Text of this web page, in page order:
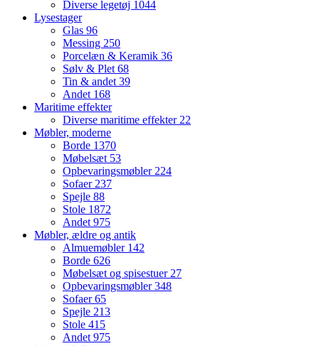
Diverse legetøj 1044
Lysestager
Glas 96
Messing 250
Porcelæn & Keramik 36
Sølv & Plet 68
Tin & andet 39
Andet 168
Maritime effekter
Diverse maritime effekter 22
Møbler, moderne
Borde 1370
Møbelsæt 53
Opbevaringsmøbler 224
Sofaer 237
Spejle 88
Stole 1872
Andet 975
Møbler, ældre og antik
Almuemøbler 142
Borde 626
Møbelsæt og spisestuer 27
Opbevaringsmøbler348
Sofaer65
Spejle 213
Stole 415
Andet 975